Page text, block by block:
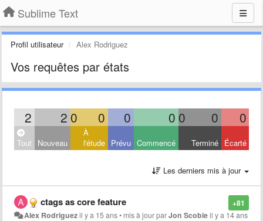
Sublime Text
Profil utilisateur Alex Rodriguez
Vos requêtes par états
2 2 0 0 0 0 0 0 0
Tout Nouveau
À
l'étude Prévu Commencé Terminé Écarté
Les derniers mis à jour
+81
ctags as core feature
Alex Rodriguezil y a 15 ans• mis à jour parJon Scobieil y a 14 ans